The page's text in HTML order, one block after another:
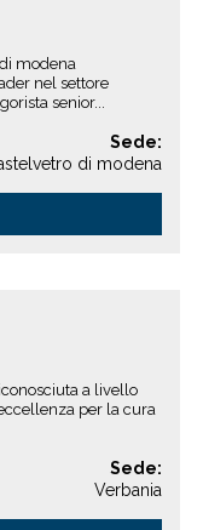
modena
nel settore
senior...
Sede:
di modena
a livello
per la cura
Sede:
Verbania